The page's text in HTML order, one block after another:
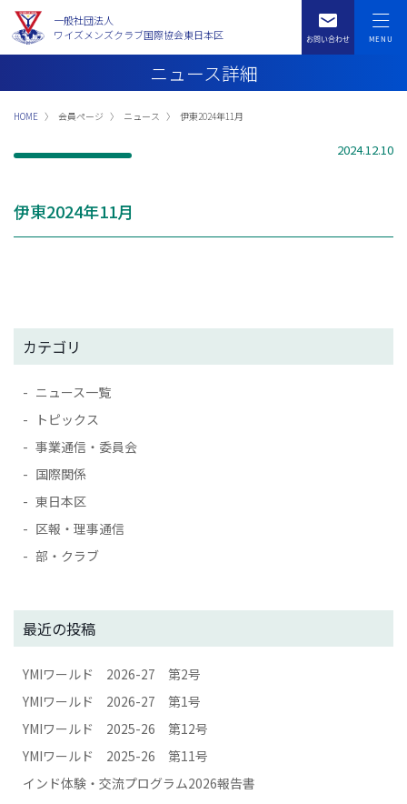
一般社団法人
ワイズメンズクラブ国際協会東日本区
ニュース詳細
HOME 会員ページ ニュース 伊東2024年11月
2024.12.10
伊東2024年11月
カテゴリ
ニュース一覧
トピックス
事業通信・委員会
国際関係
東日本区
区報・理事通信
部・クラブ
最近の投稿
YMIワールド 2026-27 第2号
YMIワールド 2026-27 第1号
YMIワールド 2025-26 第12号
YMIワールド 2025-26 第11号
インド体験・交流プログラム2026報告書